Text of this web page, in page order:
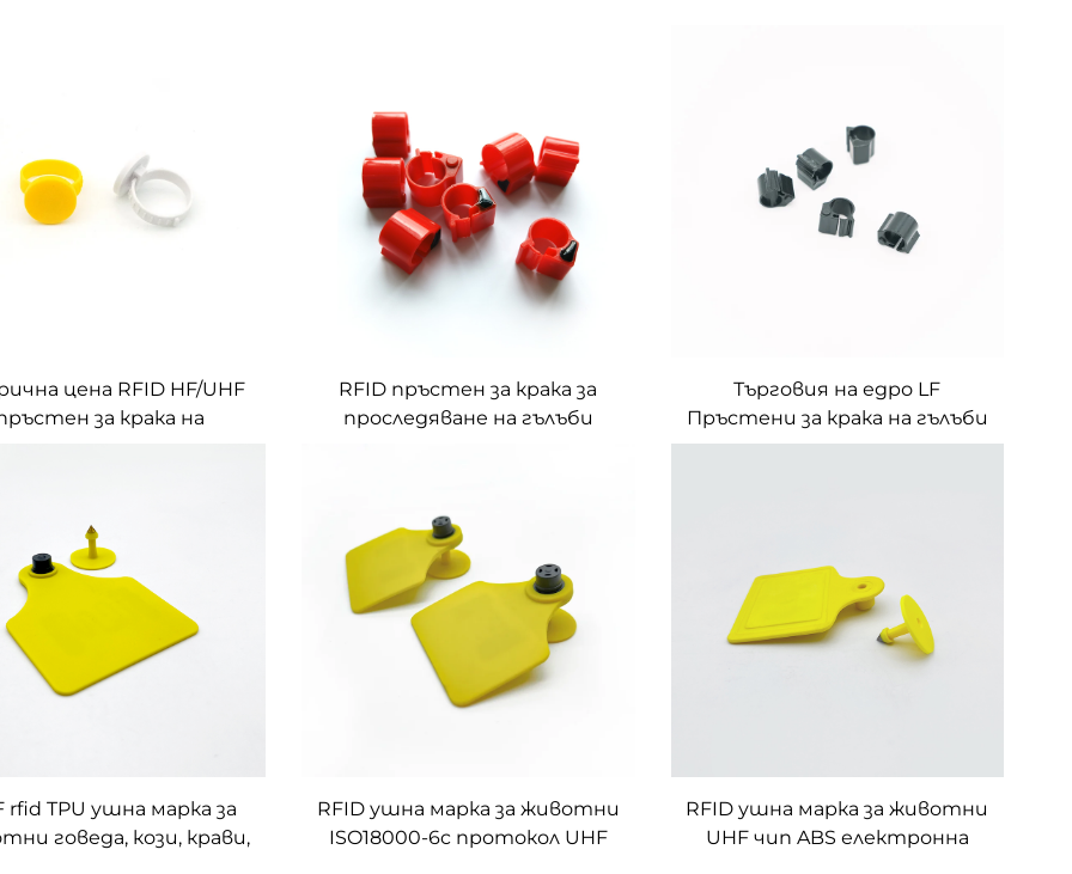
цена RFID HF/UHF
за крака на
RFID пръстен за крака за
проследяване на гълъби
Търговия на едро LF
Пръстени за крака на гълъби
етикети за идентификация
rfid TPU ушна марка за
говеда, кози, крави,
RFID ушна марка за животни
ISO18000-6c протокол UHF
RFID ушна марка за животни
UHF чип ABS електронна